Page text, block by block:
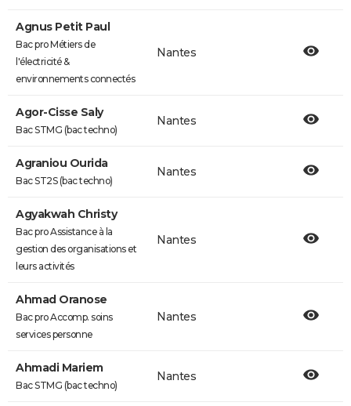
Agnus Petit Paul
Bac pro Métiers de
l'électricité &
environnements connectés
Nantes
Agor-Cisse Saly
Bac STMG (bac techno)
Nantes
Agraniou Ourida
Bac ST2S (bac techno)
Nantes
Agyakwah Christy
Bac pro Assistance à la
gestion des organisations et
leurs activités
Nantes
Ahmad Oranose
Bac pro Accomp. soins
services personne
Nantes
Ahmadi Mariem
Bac STMG (bac techno)
Nantes